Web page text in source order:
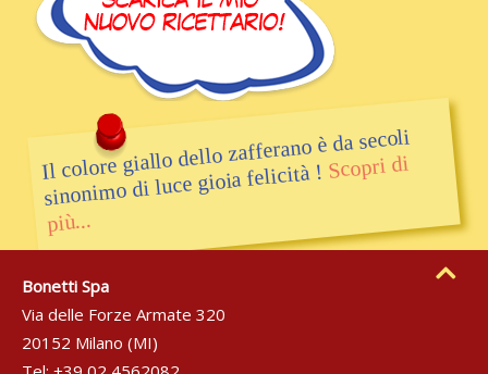
Il colore giallo dello zafferano è da secoli
sinonimo di luce gioia felicità !Scopri di
più...
Bonetti Spa
Via delle Forze Armate 320
20152 Milano (MI)